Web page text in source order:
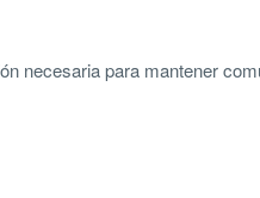
necesaria para mantener